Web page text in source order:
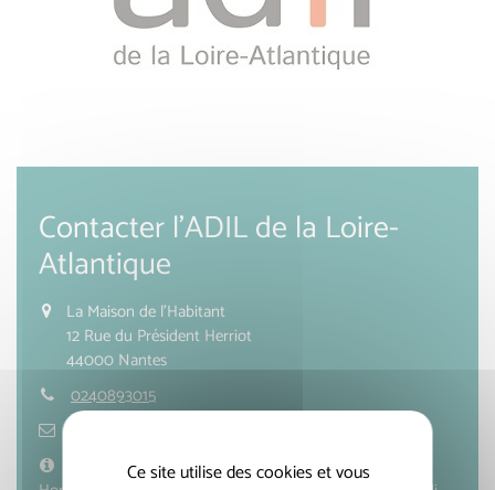
Contacter l'ADIL de la Loire-
Atlantique
La Maison de l'Habitant
12 Rue du Président Herriot
44000 Nantes
0240893015
Ce site utilise des cookies et vous